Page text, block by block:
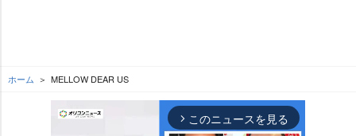
ホーム MELLOW DEAR US
arrow_forward_ios このニュースを見る